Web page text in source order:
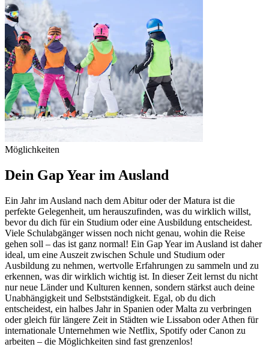
Möglichkeiten
Dein Gap Year im Ausland
Ein Jahr im Ausland nach dem Abitur oder der Matura ist die
perfekte Gelegenheit, um herauszufinden, was du wirklich willst,
bevor du dich für ein Studium oder eine Ausbildung entscheidest.
Viele Schulabgänger wissen noch nicht genau, wohin die Reise
gehen soll – das ist ganz normal! Ein Gap Year im Ausland ist daher
ideal, um eine Auszeit zwischen Schule und Studium oder
Ausbildung zu nehmen, wertvolle Erfahrungen zu sammeln und zu
erkennen, was dir wirklich wichtig ist. In dieser Zeit lernst du nicht
nur neue Länder und Kulturen kennen, sondern stärkst auch deine
Unabhängigkeit und Selbstständigkeit. Egal, ob du dich
entscheidest, ein halbes Jahr in Spanien oder Malta zu verbringen
oder gleich für längere Zeit in Städten wie Lissabon oder Athen für
internationale Unternehmen wie Netflix, Spotify oder Canon zu
arbeiten – die Möglichkeiten sind fast grenzenlos!